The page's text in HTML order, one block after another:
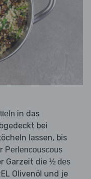
in das
bei
lassen, bis
Perlencouscous
Garzeit die ½ des
Olivenöl und je